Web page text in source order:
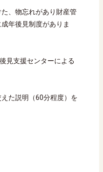
、物忘れがあり財産管
年後見制度がありま
見支援センターによる
た説明（60分程度）を